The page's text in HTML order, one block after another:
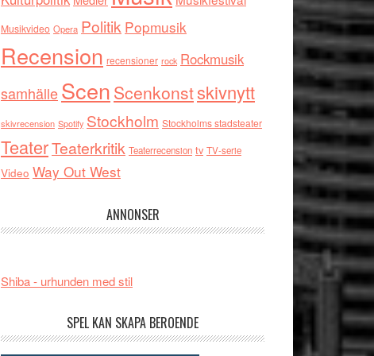
Musikvideo Opera Politik Popmusik
Recension recensioner rock Rockmusik
samhälleScen Scenkonstskivnytt
skivrecension Spotify Stockholm Stockholms stadsteater
TeaterTeaterkritik Teaterrecension tv TV-serie
Video Way Out West
ANNONSER
Shiba - urhunden med stil
SPEL KAN SKAPA BEROENDE